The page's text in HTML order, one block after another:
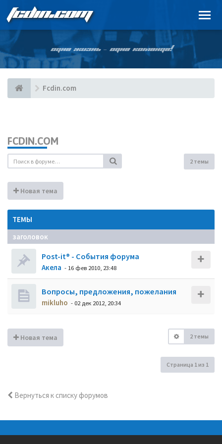
FCDIN.COM
ОДНА ЖИЗНЬ – ОДНА КОМАНДА!
Fcdin.com
FCDIN.COM
2 темы
Новая тема
ТЕМЫ
заголовок
Post-it® - События форума
Акела - 16 фев 2010, 23:48
Вопросы, предложения, пожелания
mikluho - 02 дек 2012, 20:34
Новая тема 2 темы
Страница 1из 1
Вернуться к списку форумов